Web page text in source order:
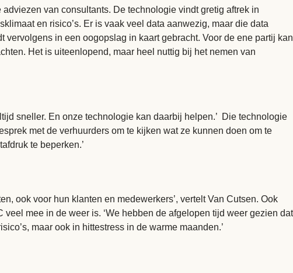
van consultants. De technologie vindt gretig aftrek in
en risico’s. Er is vaak veel data aanwezig, maar die data
in een oogopslag in kaart gebracht. Voor de ene partij kan
Het is uiteenlopend, maar heel nuttig bij het nemen van
sneller. En onze technologie kan daarbij helpen.’ Die technologie
met de verhuurders om te kijken wat ze kunnen doen om te
te beperken.’
ook voor hun klanten en medewerkers’, vertelt Van Cutsen. Ook
veel mee in de weer is. ‘We hebben de afgelopen tijd weer gezien dat
maar ook in hittestress in de warme maanden.’